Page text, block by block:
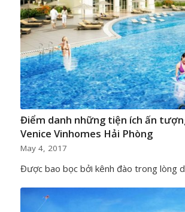
Điểm danh những tiện ích ấn
Venice Vinhomes Hải Phòng
May 4, 2017
Được bao bọc bởi kênh đào trong lòng